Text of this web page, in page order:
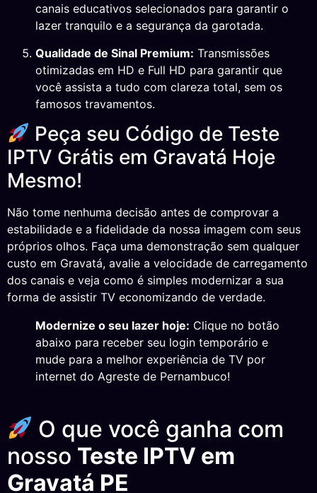
canais educativos selecionados para garantir o
lazer tranquilo e a segurança da garotada.
Qualidade de Sinal Premium: Transmissões
otimizadas em HD e Full HD para garantir que
você assista a tudo com clareza total, sem os
famosos travamentos.
Peça seu Código de Teste
IPTV Grátis em Gravatá Hoje
Mesmo!
Não tome nenhuma decisão antes de comprovar a
estabilidade e a fidelidade da nossa imagem com seus
próprios olhos. Faça uma demonstração sem qualquer
custo em Gravatá, avalie a velocidade de carregamento
dos canais e veja como é simples modernizar a sua
forma de assistir TV economizando de verdade.
Modernize o seu lazer hoje: Clique no botão
abaixo para receber seu login temporário e
mude para a melhor experiência de TV por
internet do Agreste de Pernambuco!
O que você ganha com
nosso Teste IPTV em
Gravatá PE